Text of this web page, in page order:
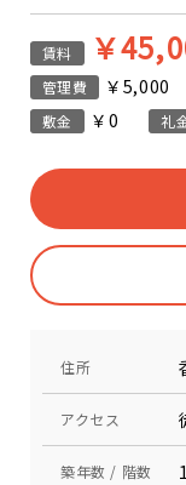
賃料 ￥
管理費 ￥5,000
敷金 ￥0 礼
住所
アクセス
築年数 / 階数